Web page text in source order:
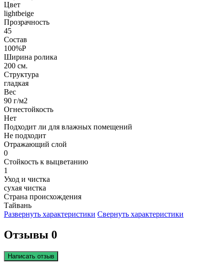
Цвет
lightbeige
Прозрачность
45
Состав
100%P
Ширина ролика
200 см.
Структура
гладкая
Вес
90 г/м2
Огнестойкость
Нет
Подходит ли для влажных помещений
Не подходит
Отражающий слой
0
Стойкость к выцветанию
1
Уход и чистка
сухая чистка
Страна происхождения
Тайвань
Развернуть характеристики Свернуть характеристики
Отзывы 0
Написать отзыв